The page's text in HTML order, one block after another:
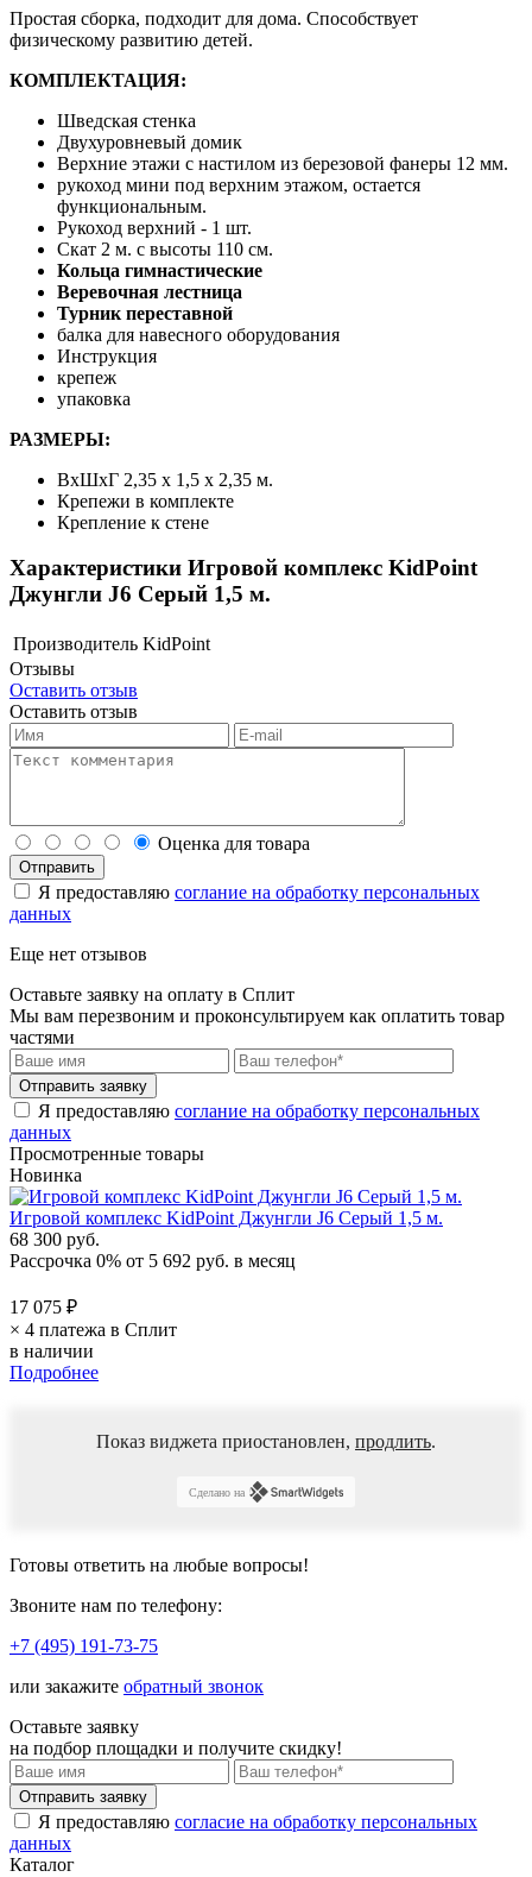
Простая сборка, подходит для дома. Способствует
физическому развитию детей.
КОМПЛЕКТАЦИЯ:
Шведская стенка
Двухуровневый домик
Верхние этажи с настилом из березовой фанеры 12 мм.
рукоход мини под верхним этажом, остается
функциональным.
Рукоход верхний - 1 шт.
Скат 2 м. с высоты 110 см.
Кольца гимнастические
Веревочная лестница
Турник переставной
балка для навесного оборудования
Инструкция
крепеж
упаковка
РАЗМЕРЫ:
ВхШхГ 2,35 х 1,5 х 2,35 м.
Крепежи в комплекте
Крепление к стене
Характеристики Игровой комплекс KidPoint
Джунгли J6 Серый 1,5 м.
Производитель KidPoint
Отзывы
Оставить отзыв
Оставить отзыв
Оценка для товара
Я предоставляю соглание на обработку персональных
данных
Еще нет отзывов
Оставьте заявку на оплату в Сплит
Мы вам перезвоним и проконсультируем как оплатить товар
частями
Я предоставляю соглание на обработку персональных
данных
Просмотренные товары
Новинка
Игровой комплекс KidPoint Джунгли J6 Серый 1,5 м.
68 300 руб.
Рассрочка 0% от 5 692 руб. в месяц
17 075 ₽
× 4 платежа в Сплит
в наличии
Подробнее
Показ виджета приостановлен, продлить.
Сделано на
Готовы ответить на любые вопросы!
Звоните нам по телефону:
+7 (495) 191-73-75
или закажите обратный звонок
Оставьте заявку
на подбор площадки и получите скидку!
Я предоставляю согласие на обработку персональных
данных
Каталог